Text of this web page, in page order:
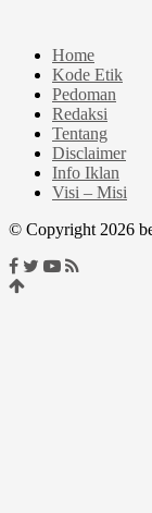
Home
Kode Etik
Pedoman
Redaksi
Tentang
Disclaimer
Info Iklan
Visi – Misi
© Copyright 2026